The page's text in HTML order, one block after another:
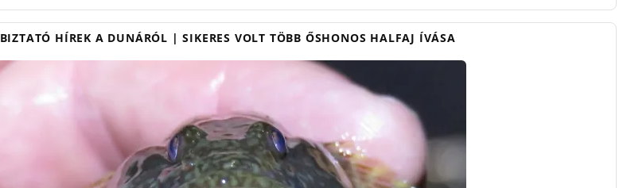
BIZTATÓ HÍREK A DUNÁRÓL | SIKERES VOLT TÖBB ŐSHONOS HALFAJ ÍVÁSA